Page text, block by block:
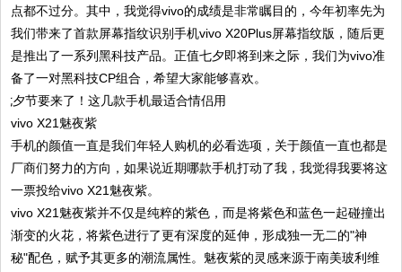
点都不过分。其中，我觉得vivo的成绩是非常瞩目的，今年初率先为
我们带来了首款屏幕指纹识别手机vivo X20Plus屏幕指纹版，随后更
是推出了一系列黑科技产品。正值七夕即将到来之际，我们为vivo准
备了一对黑科技CP组合，希望大家能够喜欢。
vivo X21魅夜紫
手机的颜值一直是我们年轻人购机的必看选项，关于颜值一直也都是
厂商们努力的方向，如果说近期哪款手机打动了我，我觉得我要将这
一票投给vivo X21魅夜紫。
vivo X21魅夜紫并不仅是纯粹的紫色，而是将紫色和蓝色一起碰撞出
渐变的火花，将紫色进行了更有深度的延伸，形成独一无二的"神
秘"配色，赋予其更多的潮流属性。魅夜紫的灵感来源于南美玻利维